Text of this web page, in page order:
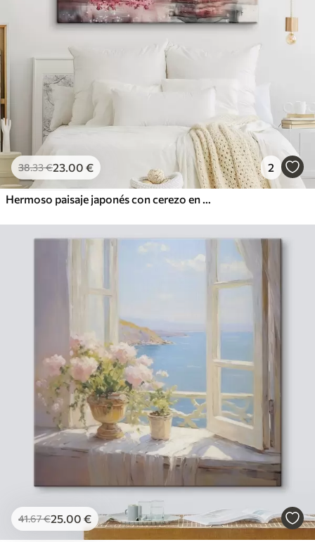
38.33€23.00 € 2
Hermoso paisaje japonés con cerezo en flor y casa en el lago
41.67€25.00 €